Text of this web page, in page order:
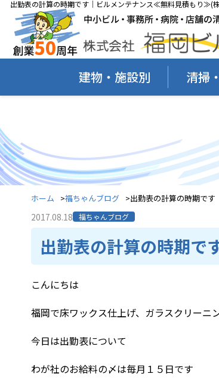
出勤表の計算の時期です｜ビルメンテナンス≪無料見積もり≫(
建物・施設別 清掃
ホーム 福ちゃんブログ 出勤表の計算の時期です
2017.08.18 福ちゃんブログ
出勤表の計算の時期で
こんにちは
福岡で床ワックス仕上げ、ガラスクリーニ
今日は出勤表について
わが社のお給料の〆は毎月１５日です